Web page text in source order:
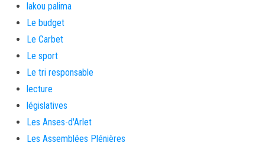
lakou palima
Le budget
Le Carbet
Le sport
Le tri responsable
lecture
législatives
Les Anses-d'Arlet
Les Assemblées Plénières